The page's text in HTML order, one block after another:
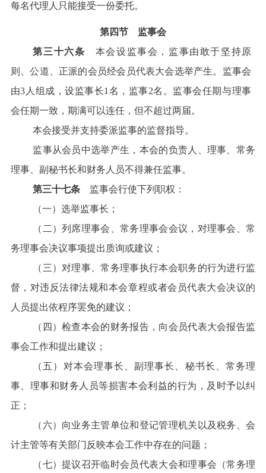
每名代理人只能接受一份委托。
第四节 监事会
第三十六条 本会设监事会，监事由敢于坚持原
则、公道、正派的会员经会员代表大会选举产生。监事会
由3人组成，设监事长1名，监事2名。监事会任期与理事
会任期一致，期满可以连任，但不超过两届。
本会接受并支持委派监事的监督指导。
监事从会员中选举产生，本会的负责人、理事、常务
理事、副秘书长和财务人员不得兼任监事。
第三十七条 监事会行使下列职权：
（一）选举监事长；
（二）列席理事会、常务理事会会议，对理事会、常
务理事会决议事项提出质询或建议；
（三）对理事、常务理事执行本会职务的行为进行监
督，对违反法律法规和本会章程或者会员代表大会决议的
人员提出依程序罢免的建议；
（四）检查本会的财务报告，向会员代表大会报告监
事会工作和提出建议；
（五）对本会理事长、副理事长、秘书长、常务理
事、理事和财务人员等损害本会利益的行为，及时予以纠
正；
（六）向业务主管单位和登记管理机关以及税务、会
计主管等有关部门反映本会工作中存在的问题；
（七）提议召开临时会员代表大会和理事会（常务理